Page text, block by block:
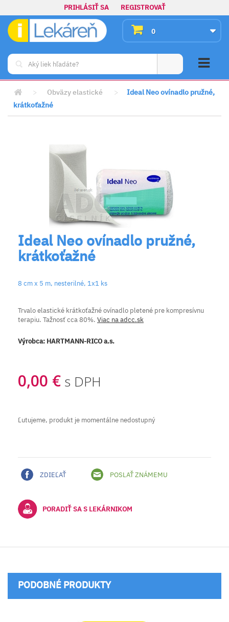
PRIHLÁSIŤ SA REGISTROVAŤ
0
> Obväzy elastické >
Ideal Neo ovínadlo pružné,
krátkoťažné
Ideal Neo ovínadlo pružné,
krátkoťažné
8 cm x 5 m, nesterilné, 1x1 ks
Trvalo elastické krátkoťažné ovínadlo pletené pre kompresívnu
terapiu. Tažnosť cca 80%. Viac na adcc.sk
Výrobca: HARTMANN-RICO a.s.
0,00 € s DPH
Ľutujeme, produkt je momentálne nedostupný
ZDIEĽAŤ POSLAŤ ZNÁMEMU
PORADIŤ SA S LEKÁRNIKOM
PODOBNÉ PRODUKTY